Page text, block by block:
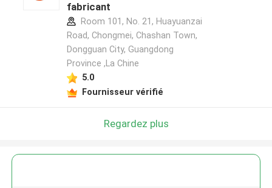
fabricant
Room 101, No. 21, Huayuanzai
Road, Chongmei, Chashan Town,
Dongguan City, Guangdong
Province ,La Chine
5.0
Fournisseur vérifié
Regardez plus